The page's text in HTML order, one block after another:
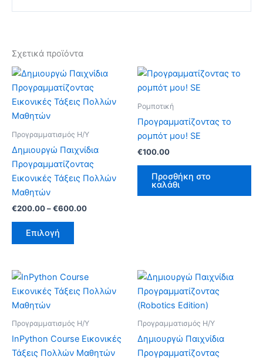
Σχετικά προϊόντα
Προγραμματισμός Η/Υ
Δημιουργώ Παιχνίδια
Προγραμματίζοντας
Εικονικές Τάξεις Πολλών
Μαθητών
€200.00–€600.00
Price
range:
€200.00
through
Επιλογή
Αυτό
το
προϊόν
πολλαπλές
παραλλαγές.
Οι
επιλογές
μπορούν
επιλεγούν
σελίδα
Ρομποτική
Προγραμματίζοντας το
ρομπότ μου! SE
€100.00
Προσθήκη στο
καλάθι
Προγραμματισμός Η/Υ
InPython Course Εικονικές
Τάξεις Πολλών Μαθητών
Price
range:
€225.00
Αυτό
το
έχει
πολλαπλές
παραλλαγές.
Προγραμματισμός Η/Υ
Δημιουργώ Παιχνίδια
Προγραμματίζοντας